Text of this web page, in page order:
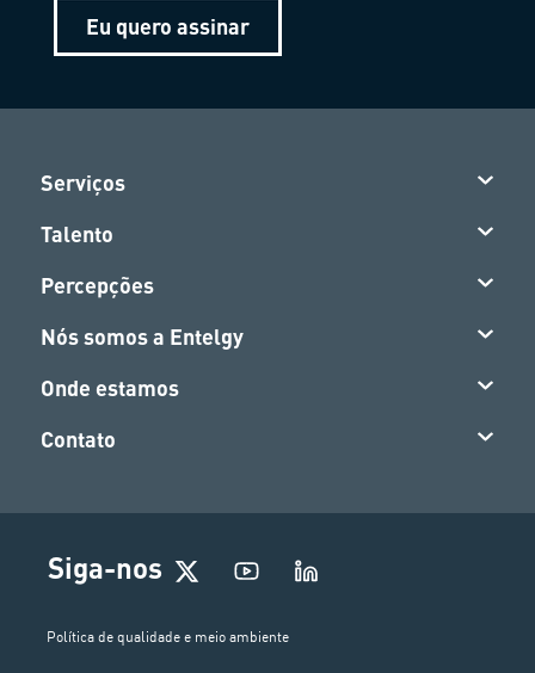
Eu quero assinar
Serviços
Talento
Percepções
Nós somos a Entelgy
Onde estamos
Contato
Siga-nos
Política de qualidade e meio ambiente